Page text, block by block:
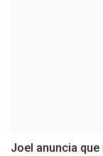
Joel anuncia